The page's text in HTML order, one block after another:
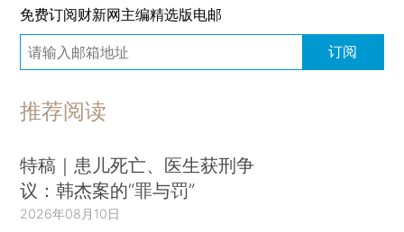
免费订阅财新网主编精选版电邮
订阅
推荐阅读
特稿｜患儿死亡、医生获刑争
议：韩杰案的“罪与罚”
2026年08月10日